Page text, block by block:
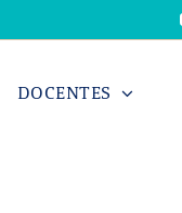
DOCENTES